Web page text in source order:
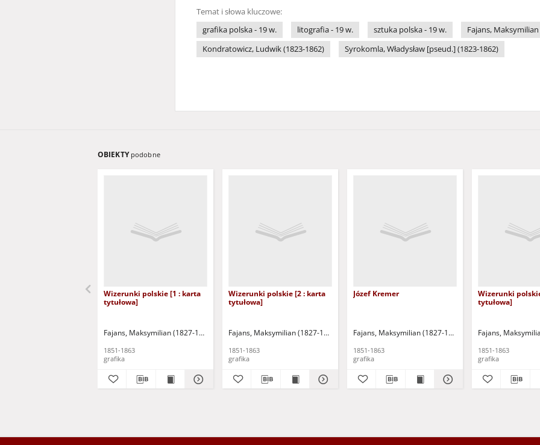
Temat i słowa kluczowe:
grafika polska - 19 w.
litografia - 19 w. sztuka polska - 19 w.
Fajans,
Kondratowicz, Ludwik (1823-1862)
Syrokomla, Władysław [pseud.] (1823-1862)
OBIEKTY podobne
Wizerunki polskie [1 : karta
tytułowa]
Fajans, Maksymilian (1827-1890)
1851-1863
grafika
Wizerunki polskie [2 : karta
tytułowa]
Fajans, Maksymilian (1827-1890)
1851-1863
grafika
Józef Kremer
Fajans, Maksymilian (1827-1890)
1851-1863
grafika
Wizerunki
tytułowa]
Fajans,
1851-1863
grafika